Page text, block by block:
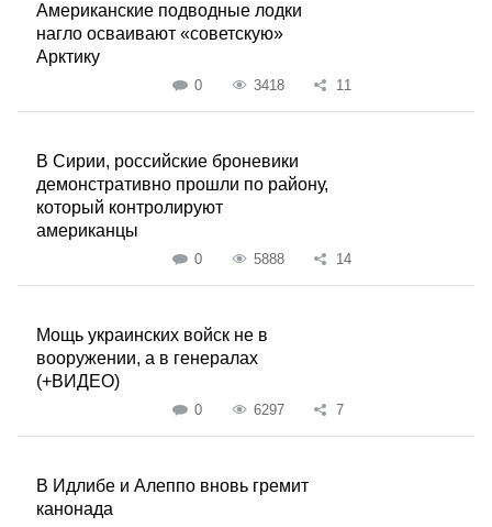
Американские подводные лодки
нагло осваивают «советскую»
Арктику
0 3418 11
В Сирии, российские броневики
демонстративно прошли по району,
который контролируют
американцы
0 5888 14
Мощь украинских войск не в
вооружении, а в генералах
(+ВИДЕО)
0 6297 7
В Идлибе и Алеппо вновь гремит
канонада